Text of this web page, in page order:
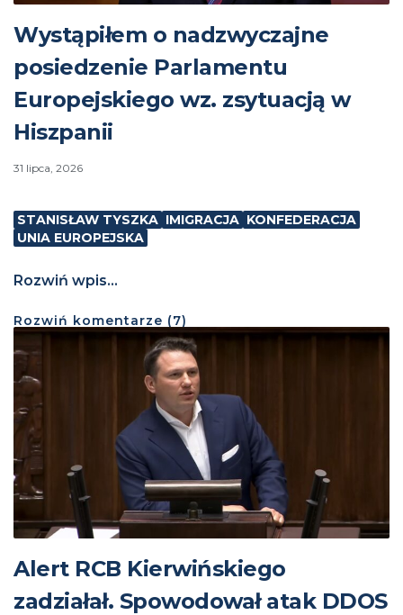
Wystąpiłem o nadzwyczajne
posiedzenie Parlamentu
Europejskiego wz. zsytuacją w
Hiszpanii
31 lipca, 2026
STANISŁAW TYSZKA IMIGRACJA KONFEDERACJA
UNIA EUROPEJSKA
Rozwiń wpis...
Rozwiń komentarze (7)
Alert RCB Kierwińskiego
zadziałał. Spowodował atak DDOS